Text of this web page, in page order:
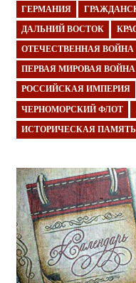
ГЕРМАНИЯ
ДАЛЬНИЙ ВОСТОК
ОТЕЧЕСТВЕННАЯ ВОЙНА
ПЕРВАЯ МИРОВАЯ ВОЙНА
РОССИЙСКАЯ ИМПЕРИЯ
ЧЕРНОМОРСКИЙ ФЛОТ
ИСТОРИЧЕСКАЯ ПАМЯТЬ